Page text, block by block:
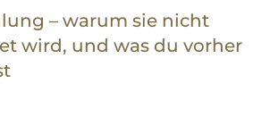
– warum sie nicht
wird, und was du vorher